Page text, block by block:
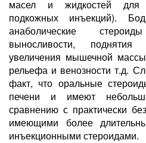
масел и жидкостей для
подкожных инъекций).
анаболические
выносливости, поднятия
увеличения мышечной
рельефа и венозности т.д.
факт, что оральные
печени и имеют
сравнению с практически
имеющими более
инъекционными стероидами.